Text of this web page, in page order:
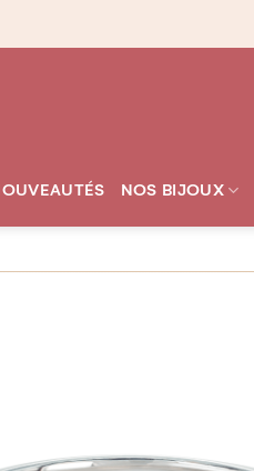
NOS BIJOUX